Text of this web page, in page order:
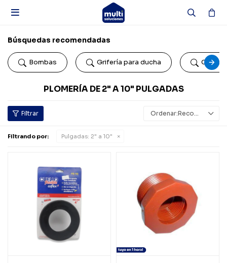

Búsquedas recomendadas
Bombas Grifería para ducha Colillas
PLOMERÍA DE 2" A 10" PULGADAS
Recomendados
Filtrando por: Pulgadas: 2" a 10"